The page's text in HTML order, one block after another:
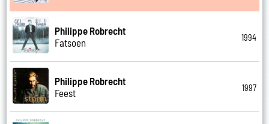
Philippe Robrecht
Fatsoen
1994
Philippe Robrecht
Feest
1997